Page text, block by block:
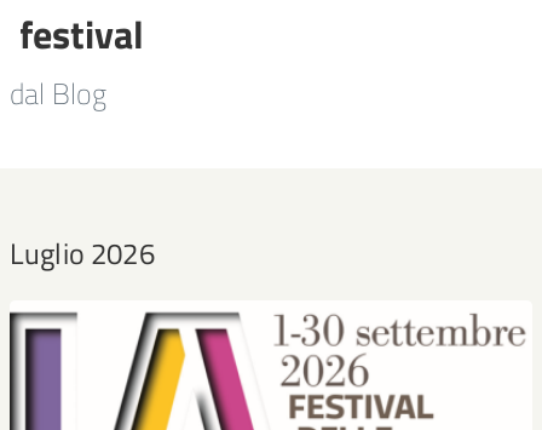
festival
dal Blog
Luglio 2026